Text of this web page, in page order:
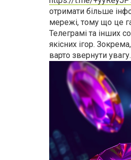
отримати більше
мережі, тому що це
Телеграмі та інших
якісних ігор.
варто звернути увагу.